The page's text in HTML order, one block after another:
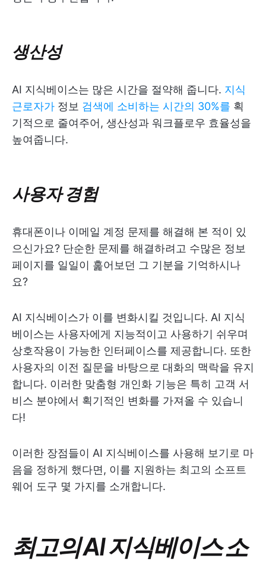
생산성
AI 지식베이스는 많은 시간을 절약해 줍니다. 지식
근로자가 정보 검색에 소비하는 시간의 30%를 획
기적으로 줄여주어, 생산성과 워크플로우 효율성을
높여줍니다.
사용자 경험
휴대폰이나 이메일 계정 문제를 해결해 본 적이 있
으신가요? 단순한 문제를 해결하려고 수많은 정보
페이지를 일일이 훑어보던 그 기분을 기억하시나
요?
AI 지식베이스가 이를 변화시킬 것입니다. AI 지식
베이스는 사용자에게 지능적이고 사용하기 쉬우며
상호작용이 가능한 인터페이스를 제공합니다. 또한
사용자의 이전 질문을 바탕으로 대화의 맥락을 유지
합니다. 이러한 맞춤형 개인화 기능은 특히 고객 서
비스 분야에서 획기적인 변화를 가져올 수 있습니
다!
이러한 장점들이 AI 지식베이스를 사용해 보기로 마
음을 정하게 했다면, 이를 지원하는 최고의 소프트
웨어 도구 몇 가지를 소개합니다.
최고의 AI 지식베이스 소